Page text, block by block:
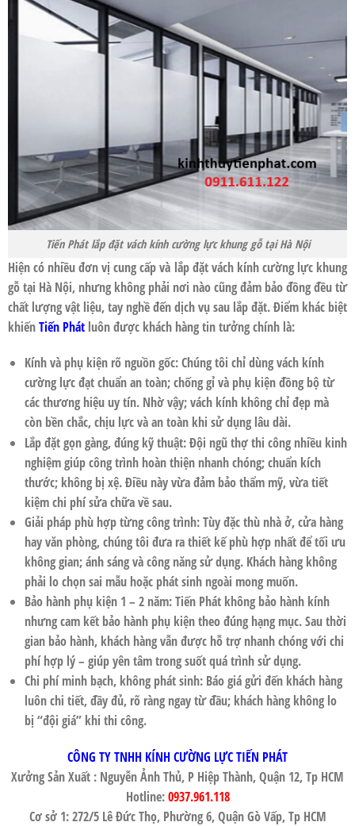
Tiến Phát lắp đặt vách kính cường lực khung gỗ tại Hà Nội
Hiện có nhiều đơn vị cung cấp và lắp đặtvách kính cường lực khung
gỗ tại Hà Nội, nhưng không phải nơi nào cũng đảm bảo đồng đều từ
chất lượng vật liệu, tay nghề đến dịch vụ sau lắp đặt. Điểm khác biệt
khiếnTiến Phát luôn được khách hàng tin tưởng chính là:
Kính và phụ kiện rõ nguồn gốc: Chúng tôi chỉ dùng vách kính
cường lực đạt chuẩn an toàn; chống gỉ và phụ kiện đồng bộ từ
các thương hiệu uy tín. Nhờ vậy; vách kính không chỉ đẹp mà
còn bền chắc, chịu lực và an toàn khi sử dụng lâu dài.
Lắp đặt gọn gàng, đúng kỹ thuật: Đội ngũ thợ thi công nhiều kinh
nghiệm giúp công trình hoàn thiện nhanh chóng; chuẩn kích
thước; không bị xệ. Điều này vừa đảm bảo thẩm mỹ, vừa tiết
kiệm chi phí sửa chữa về sau.
Giải pháp phù hợp từng công trình: Tùy đặc thù nhà ở, cửa hàng
hay văn phòng, chúng tôi đưa ra thiết kế phù hợp nhất để tối ưu
không gian; ánh sáng và công năng sử dụng. Khách hàng không
phải lo chọn sai mẫu hoặc phát sinh ngoài mong muốn.
Bảo hành phụ kiện 1 – 2 năm: Tiến Phát không bảo hành kính
nhưng cam kết bảo hành phụ kiện theo đúng hạng mục. Sau thời
gian bảo hành, khách hàng vẫn được hỗ trợ nhanh chóng với chi
phí hợp lý – giúp yên tâm trong suốt quá trình sử dụng.
Chi phí minh bạch, không phát sinh: Báo giá gửi đến khách hàng
luôn chi tiết, đầy đủ, rõ ràng ngay từ đầu; khách hàng không lo
bị “đội giá” khi thi công.
CÔNG TY TNHH KÍNH CƯỜNG LỰC TIẾN PHÁT
Xưởng Sản Xuất : Nguyễn Ảnh Thủ, P Hiệp Thành, Quận 12, Tp HCM
Hotline:0937.961.118
Cơ sở 1: 272/5 Lê Đức Thọ, Phường 6, Quận Gò Vấp, Tp HCM